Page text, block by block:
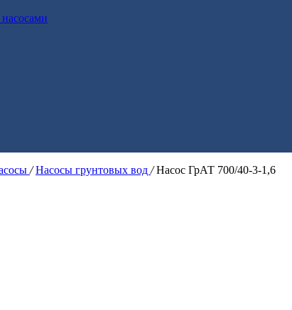
/ Насосы грунтовых вод / Насос ГрАТ 700/40-3-1,6